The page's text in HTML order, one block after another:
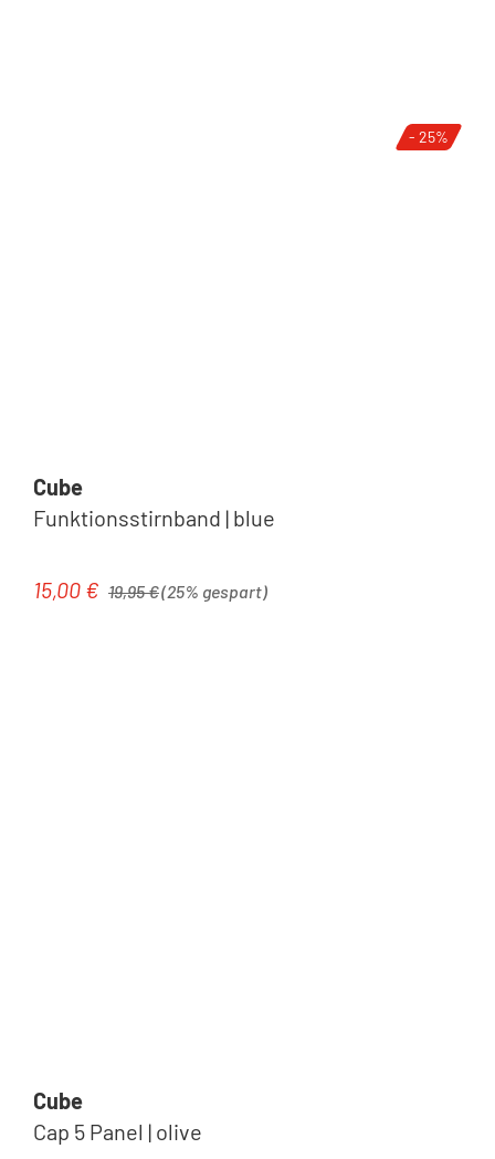
- 25%
Cube
Funktionsstirnband | blue
Verkaufspreis:
15,00 € 19,95 €(25% gespart)
Cube
Cap 5 Panel | olive